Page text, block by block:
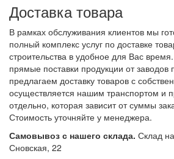
Доставка товара
В рамках обслуживания клиентов мы
полный комплекс услуг по доставке
строительства в удобное для Вас
прямые поставки продукции от заводов
предлагаем доставку товаров с
осуществляется нашим транспортом и
отдельно, которая зависит от суммы
Стоимость уточняйте у менеджера.
Самовывоз с нашего склада. Склад
Сновская, 22